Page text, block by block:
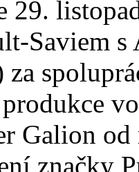
29.
Saviem
Galion
značky